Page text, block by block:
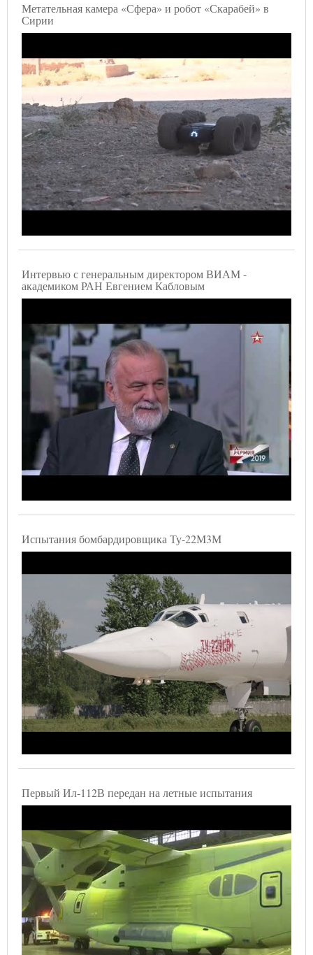
Метательная камера «Сфера» и робот «Скарабей» в
Сирии
Интервью с генеральным директором ВИАМ -
академиком РАН Евгением Кабловым
Испытания бомбардировщика Ту-22М3М
Первый Ил-112В передан на летные испытания